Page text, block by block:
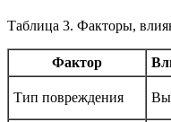
Таблица 3. Факторы,
Фактор
Тип повреждения